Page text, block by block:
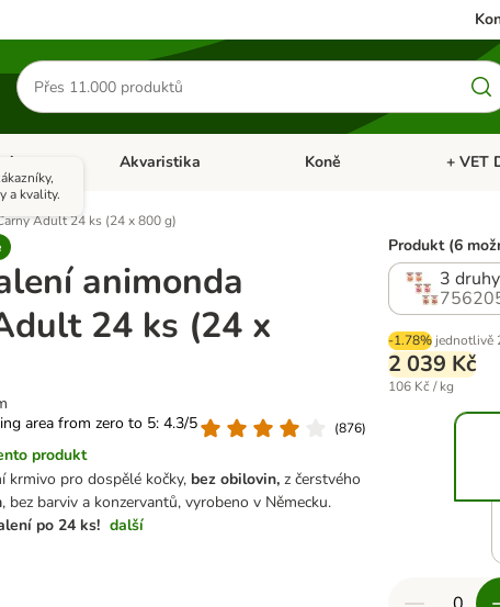
Hledat
produkty
menu: Malá zvířataOtevřít menu: Ptáci
Akvaristika Otevřít menu: Akvaristika
Koně Otevřít
+ VET
Adult 24 ks (24 x 800 g)
a kvality.
animonda
24 ks (24 x
area from zero to 5: 4.3/5
(876)
produkt
krmivo pro dospělé kočky, bez obilovin,z čerstvého
, bez barviv a konzervantů, vyrobeno v Německu.
po 24 ks! další
Produkt (6
3
-1.78% jednotlivě
2 039 Kč
106 Kč / kg